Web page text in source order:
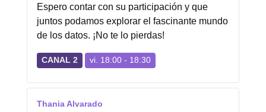
Espero contar con su participación y que
juntos podamos explorar el fascinante mundo
de los datos. ¡No te lo pierdas!
CANAL 2 vi. 18:00 - 18:30
Thania Alvarado